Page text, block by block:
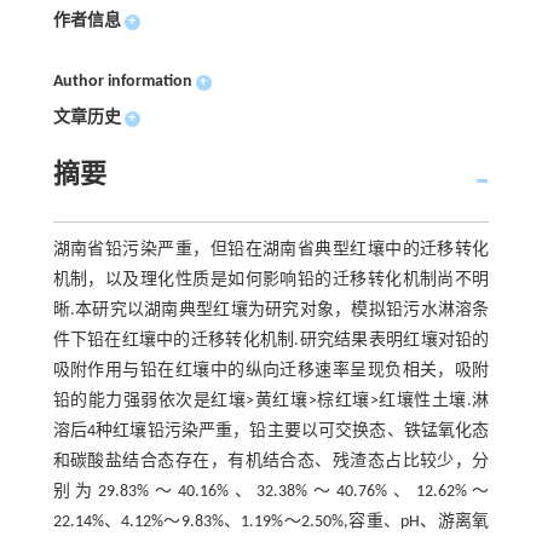
作者信息 +
Author information +
文章历史 +
摘要
湖南省铅污染严重，但铅在湖南省典型红壤中的迁移转化
机制，以及理化性质是如何影响铅的迁移转化机制尚不明
晰.本研究以湖南典型红壤为研究对象，模拟铅污水淋溶条
件下铅在红壤中的迁移转化机制.研究结果表明红壤对铅的
吸附作用与铅在红壤中的纵向迁移速率呈现负相关，吸附
铅的能力强弱依次是红壤>黄红壤>棕红壤>红壤性土壤.淋
溶后4种红壤铅污染严重，铅主要以可交换态、铁锰氧化态
和碳酸盐结合态存在，有机结合态、残渣态占比较少，分
别为29.83%～40.16%、32.38%～40.76%、12.62%～
22.14%、4.12%～9.83%、1.19%～2.50%,容重、pH、游离氧